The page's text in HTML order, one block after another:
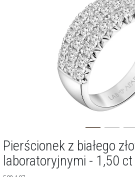
Pierścionek z białego
laboratoryjnymi - 1,50